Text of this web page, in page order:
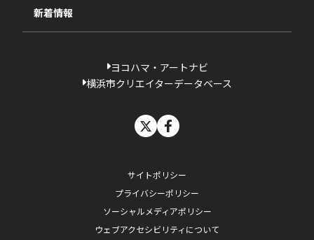
新着情報
ヨコハマ・アートナビ
横浜市クリエイターデータベース
サイトポリシー
プライバシーポリシー
ソーシャルメディアポリシー
ウェブアクセシビリティについて